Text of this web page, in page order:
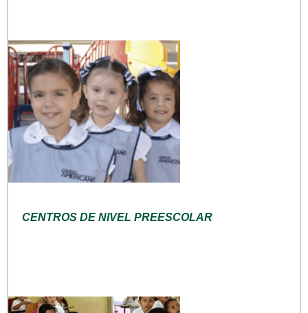
CENTROS DE NIVEL PREESCOLAR